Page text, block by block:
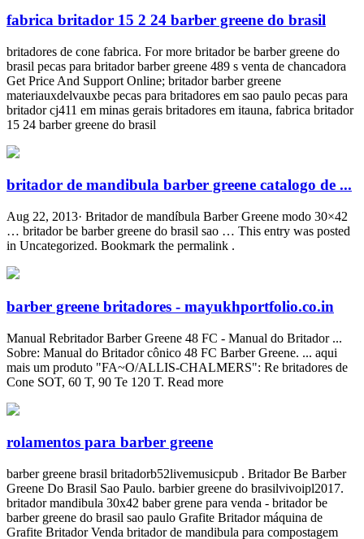
fabrica britador 15 2 24 barber greene do brasil
britadores de cone fabrica. For more britador be barber greene do
brasil pecas para britador barber greene 489 s venta de chancadora
Get Price And Support Online; britador barber greene
materiauxdelvauxbe pecas para britadores em sao paulo pecas para
britador cj411 em minas gerais britadores em itauna, fabrica britador
15 24 barber greene do brasil
britador de mandibula barber greene catalogo de ...
Aug 22, 2013· Britador de mandíbula Barber Greene modo 30×42
… britador be barber greene do brasil sao … This entry was posted
in Uncategorized. Bookmark the permalink .
barber greene britadores - mayukhportfolio.co.in
Manual Rebritador Barber Greene 48 FC - Manual do Britador ...
Sobre: Manual do Britador cônico 48 FC Barber Greene. ... aqui
mais um produto "FA~O/ALLIS-CHALMERS": Re britadores de
Cone SOT, 60 T, 90 Te 120 T. Read more
rolamentos para barber greene
barber greene brasil britadorb52livemusicpub . Britador Be Barber
Greene Do Brasil Sao Paulo. barbier greene do brasilvivoipl2017.
britador mandibula 30x42 baber grene para venda - britador be
barber greene do brasil sao paulo Grafite Britador máquina de
Grafite Britador Venda britador de mandibula para compostagem